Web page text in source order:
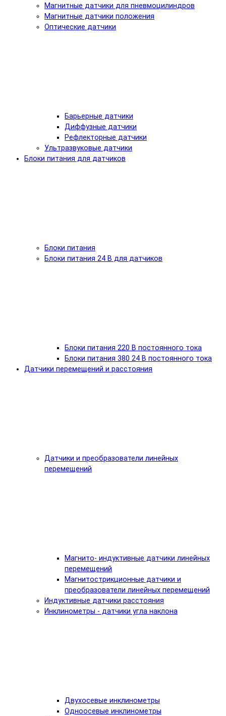
Магнитные датчики для пневмоцилиндров
Магнитные датчики положения
Оптические датчики
Барьерные датчики
Диффузные датчики
Рефлекторные датчики
Ультразвуковые датчики
Блоки питания для датчиков
Блоки питания
Блоки питания 24 В для датчиков
Блоки питания 220 В постоянного тока
Блоки питания 380 24 В постоянного тока
Датчики перемещений и расстояния
Датчики и преобразователи линейных
перемещений
Магнито- индуктивные датчики линейных
перемещений
Магнитострикционные датчики и
преобразователи линейных перемещений
Индуктивные датчики расстояния
Инклинометры - датчики угла наклона
Двухосевые инклинометры
Одноосевые инклинометры